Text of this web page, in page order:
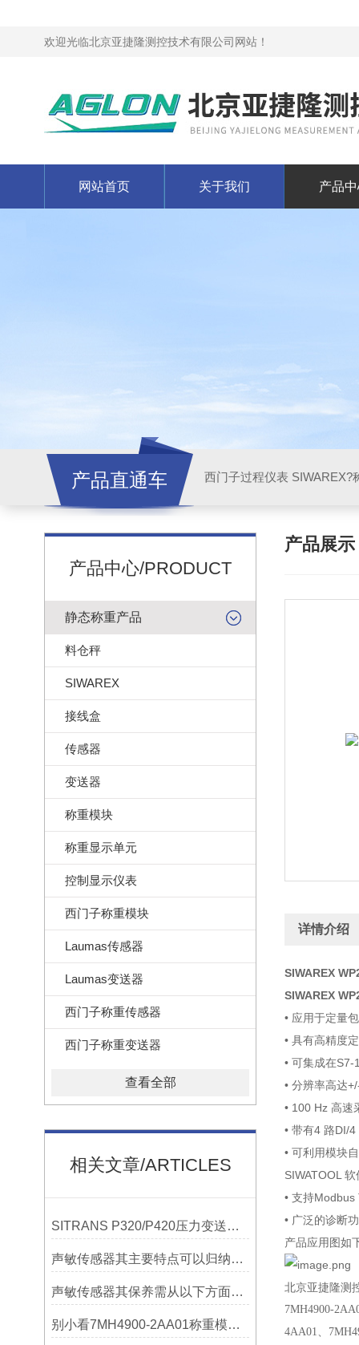
欢迎光临北京亚捷隆测控技术有限公司网站！
网站首页 关于我们 产品
产品直通车 西门子过程仪表 SIWAREX?
产品中心/PRODUCT
静态称重产品
料仓秤
SIWAREX
接线盒
传感器
变送器
称重模块
称重显示单元
控制显示仪表
西门子称重模块
Laumas传感器
Laumas变送器
西门子称重传感器
西门子称重变送器
查看全部
相关文章/ARTICLES
SITRANS P320/P420压力变送器概述
声敏传感器其主要特点可以归纳为以下几个核心维度
声敏传感器其保养需从以下方面入手
别小看7MH4900-2AA01称重模块！这些你日常接触的领域，早已离不开它
产品展示
详情介绍
SIWAREX
SIWAREX
• 应用于定量
• 具有高精度
• 可集成在
• 分辨率高达
• 100 Hz 高速
• 带有4 路DI/
• 可利用模块
SIWATOOL
• 支持
• 广泛的诊断
产品应用图如
北京亚捷隆测
7MH4900-
4AA01、